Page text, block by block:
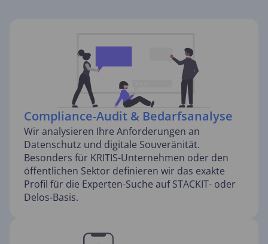
Compliance-Audit & Bedarfsanalyse
Wir analysieren Ihre Anforderungen an
Datenschutz und digitale Souveränität.
Besonders für KRITIS-Unternehmen oder den
öffentlichen Sektor definieren wir das exakte
Profil für die Experten-Suche auf STACKIT- oder
Delos-Basis.